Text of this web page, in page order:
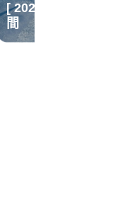
[ 2024-25 最新 ]
間